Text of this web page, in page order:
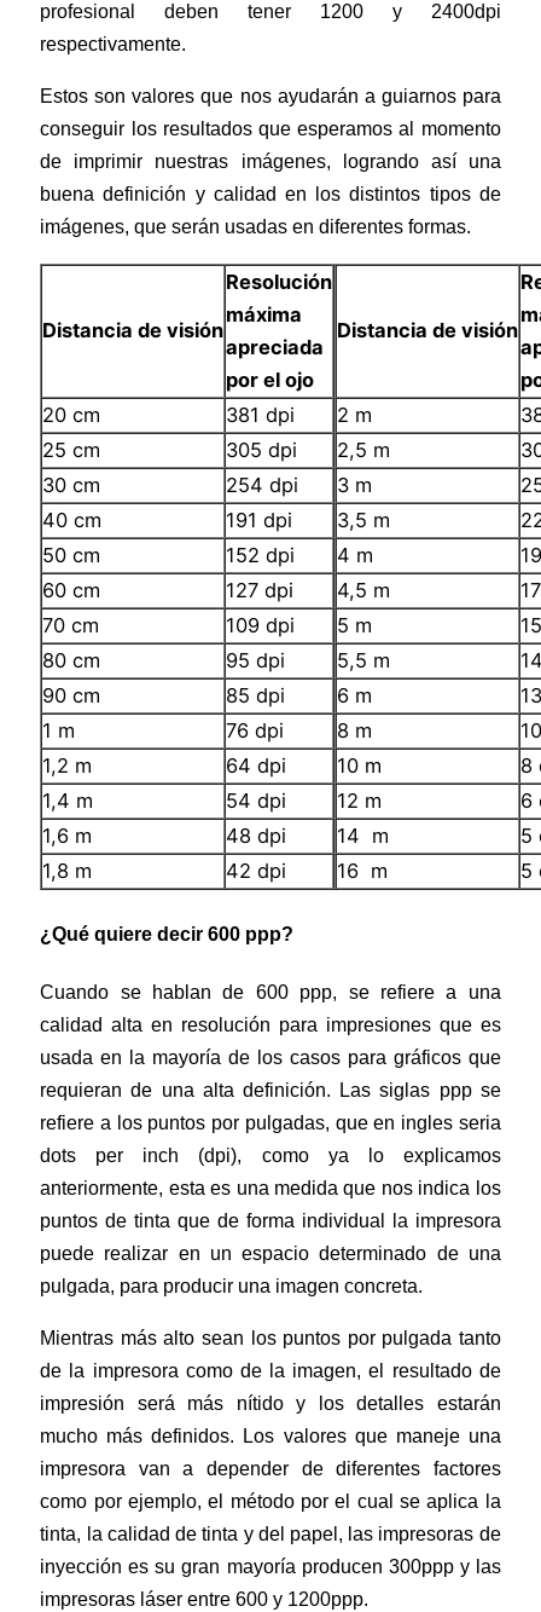
profesional deben tener 1200 y 2400dpi
respectivamente.
Estos son valores que nos ayudarán a guiarnos para
conseguir los resultados que esperamos al momento
de imprimir nuestras imágenes, logrando así una
buena definición y calidad en los distintos tipos de
imágenes, que serán usadas en diferentes formas.
Distancia de visión
Resolución
máxima
apreciada
por el ojo
Distancia de visión
20 cm
381 dpi 2 m
25 cm
305 dpi 2,5 m
30 cm
254 dpi 3 m
40 cm
191 dpi 3,5 m
50 cm
152 dpi 4 m
60 cm
127 dpi 4,5 m
70 cm
109 dpi 5 m
80 cm
95 dpi 5,5 m
90 cm
85 dpi 6 m
1 m
76 dpi 8 m
1,2 m
64 dpi 10 m
8
1,4 m
54 dpi 12 m
6
1,6 m
48 dpi 14 m
5
1,8 m
42 dpi 16 m 5
¿Qué quiere decir 600 ppp?
Cuando se hablan de 600 ppp, se refiere a una
calidad alta en resolución para impresiones que es
usada en la mayoría de los casos para gráficos que
requieran de una alta definición. Las siglas ppp se
refiere a los puntos por pulgadas, que en ingles seria
dots per inch (dpi), como ya lo explicamos
anteriormente, esta es una medida que nos indica los
puntos de tinta que de forma individual la impresora
puede realizar en un espacio determinado de una
pulgada, para producir una imagen concreta.
Mientras más alto sean los puntos por pulgada tanto
de la impresora como de la imagen, el resultado de
impresión será más nítido y los detalles estarán
mucho más definidos. Los valores que maneje una
impresora van a depender de diferentes factores
como por ejemplo, el método por el cual se aplica la
tinta, la calidad de tinta y del papel, las impresoras de
inyección es su gran mayoría producen 300ppp y las
impresoras láser entre 600 y 1200ppp.